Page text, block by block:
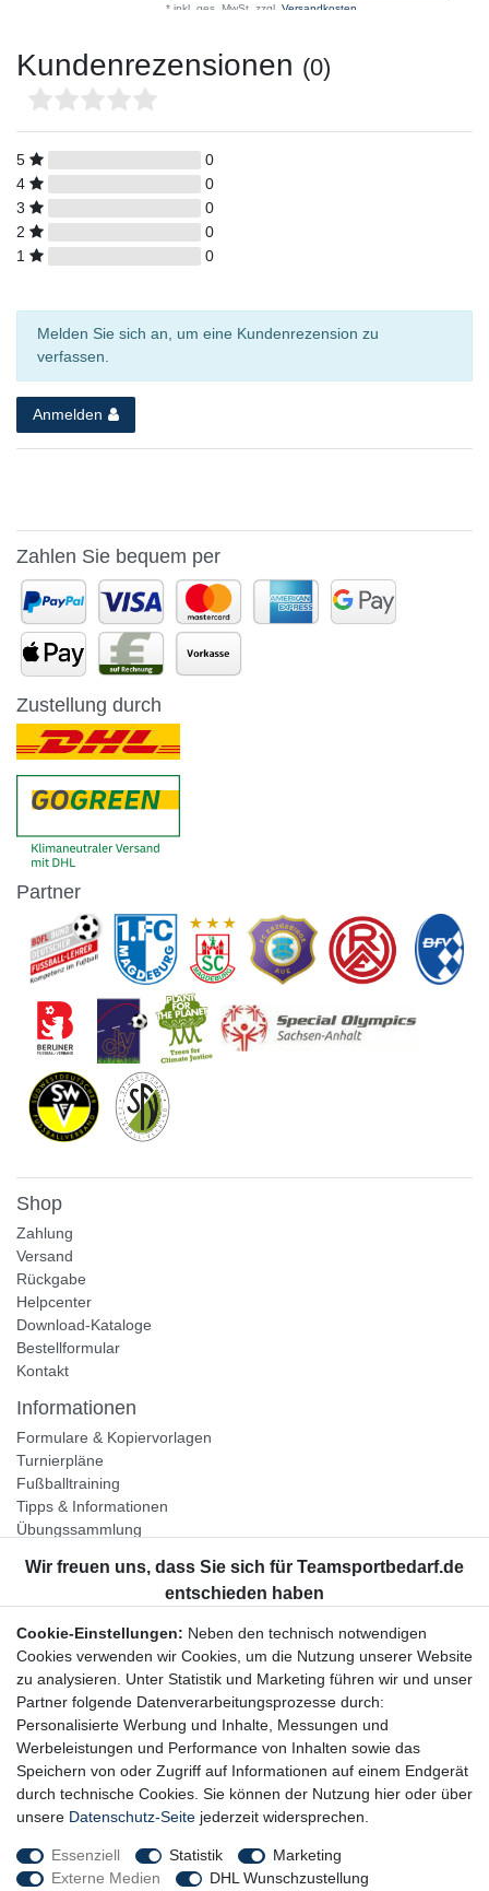
* inkl. ges. MwSt. zzgl. Versandkosten
Kundenrezensionen (0)
5
0
4
0
3
0
2
0
1
0
Melden Sie sich an, um eine Kundenrezension zu
verfassen.
Anmelden
Zahlen Sie bequem per
Zustellung durch
Partner
Shop
Zahlung
Versand
Rückgabe
Helpcenter
Download-Kataloge
Bestellformular
Kontakt
Informationen
Formulare & Kopiervorlagen
Turnierpläne
Fußballtraining
Tipps & Informationen
Übungssammlung
Unternehmen
Widerrufsrecht
Bestellung widerrufen
Datenschutzerklärung
AGB
Impressum
Newsletter
Newsletter-Anmeldung
Cookie-Einstellungen: Neben den technisch notwendigen
Cookies verwenden wir Cookies, um die Nutzung unserer Website
zu analysieren. Unter Statistik und Marketing führen wir und unser
Partner folgende Datenverarbeitungsprozesse durch:
Personalisierte Werbung und Inhalte, Messungen und
Werbeleistungen und Performance von Inhalten sowie das
Speichern von oder Zugriff auf Informationen auf einem Endgerät
durch technische Cookies. Sie können der Nutzung hier oder über
unsere Datenschutz-Seite jederzeit widersprechen.
Essenziell Statistik
Marketing
Externe Medien
DHL Wunschzustellung